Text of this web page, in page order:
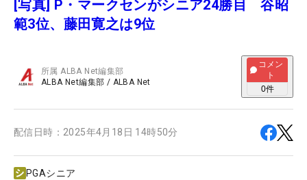
[写真] P・マークセンがシニア24勝目 谷昭
範3位、藤田寛之は9位
所属ALBA Net編集部
ALBA Net編集部 / ALBA Net
コメン
ト
0件
配信日時： 2025年4月18日 14時50分
PGAシニア